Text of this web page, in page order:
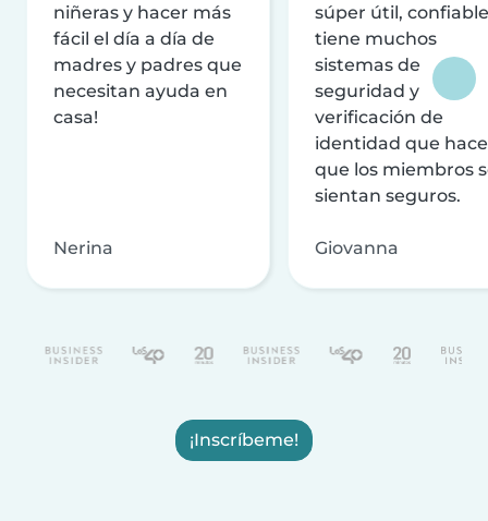
niñeras y hacer más
fácil el día a día de
madres y padres que
necesitan ayuda en
casa!
Nerina
súper útil,
tiene muchos
sistemas de
seguridad y
verificación de
identidad que
que los miembros
sientan seguros.
Giovanna
¡Inscríbeme!